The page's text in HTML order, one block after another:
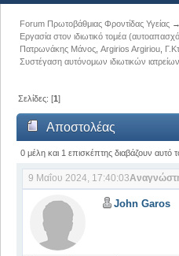
Forum Πρωτοβάθμιας Φροντίδας Υγείας→
Εργασία στον ιδιωτικό τομέα
Πατρωνάκης Μάνος, Argirios Argiriou,
Συστέγαση αυτόνομων ιδιωτικών ιατρείων
Σελίδες: [1]
Αποστολέας
αυτόνομων ιδιωτικών
φορές)
0 μέλη και 1 επισκέπτης διαβάζουν αυτό
9 Μαΐου 2024, 17:40:03
John Garos